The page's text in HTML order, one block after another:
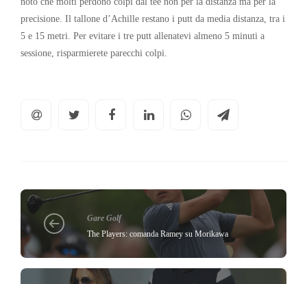
precisione. Il tallone d’Achille restano i putt da media distanza, tra i
5 e 15 metri. Per evitare i tre putt allenatevi almeno 5 minuti a
sessione, risparmierete parecchi colpi.
Gare Golf
The Players: comanda Ramey su Morikawa